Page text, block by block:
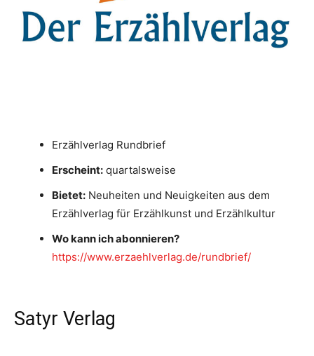
Erzählverlag Rundbrief
Erscheint:quartalsweise
Bietet:Neuheiten und Neuigkeiten aus dem
Erzählverlag für Erzählkunst und Erzählkultur
Wo kann ich abonnieren?
https://www.erzaehlverlag.de/rundbrief/
Satyr Verlag